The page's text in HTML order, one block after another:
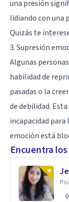
una presión
lidiando con una
Quizás te
3. Supresión
Algunas
habilidad de
pasadas o la
de debilidad.
incapacidad
emoción está
Encuentra